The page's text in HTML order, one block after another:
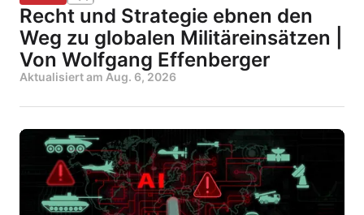
Recht und Strategie ebnen den
Weg zu globalen Militäreinsätzen |
Von Wolfgang Effenberger
Aktualisiert am Aug. 6, 2026